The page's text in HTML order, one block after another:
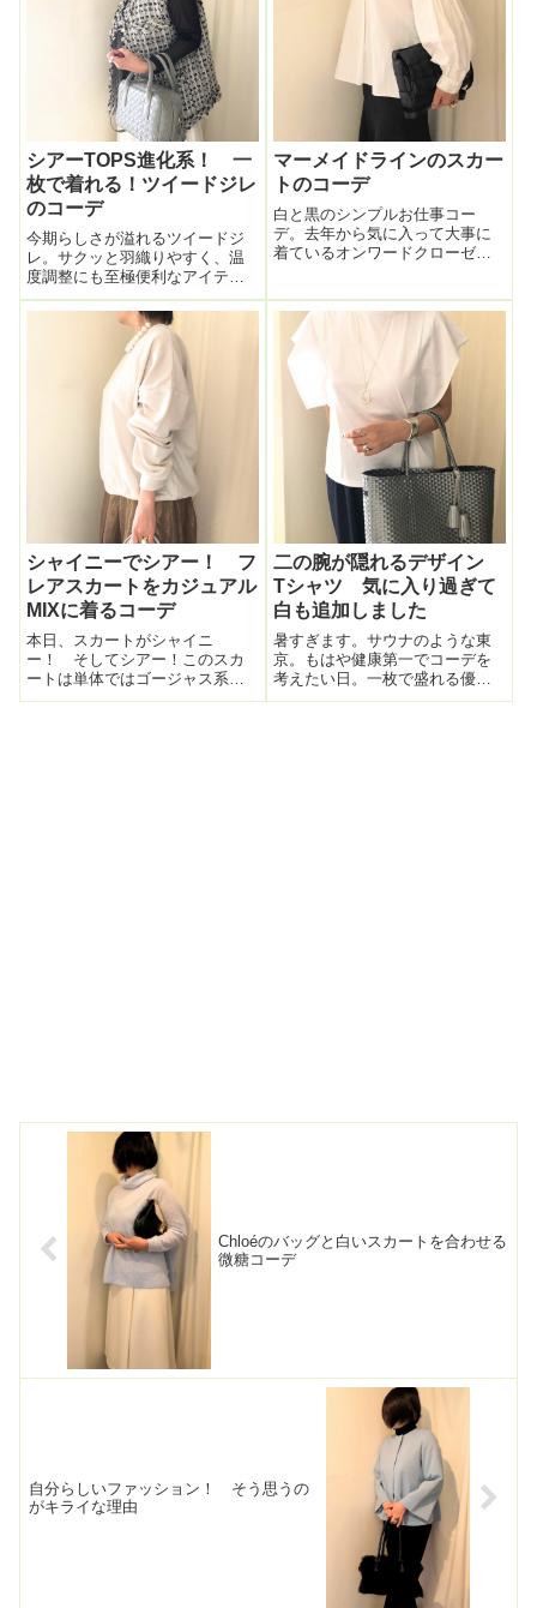
シアーTOPS進化系！ 一
枚で着れる！ツイードジレ
のコーデ
今期らしさが溢れるツイードジ
レ。サクッと羽織りやすく、温
度調整にも至極便利なアイテ
ム。袖が無くても一応「羽織も
の」。端正感出る。ジレやベス
トのコーデが今っぽさ出るのは
わかっているんだけど、今みた
いにまだ気温が高い時期はイン
ナーに何を着たらい...
マーメイドラインのスカー
トのコーデ
白と黒のシンプルお仕事コー
デ。去年から気に入って大事に
着ているオンワードクローゼッ
みた。裾カットもきれいだし端
部の処理も丁寧に縫製されてい
るのでキレイにオーバー出来
る。さすがの...
シャイニーでシアー！ フ
レアスカートをカジュアル
MIXに着るコーデ
本日、スカートがシャイニ
ー！ そしてシアー！このスカ
ートは単体ではゴージャス系。
これをそのままエレガント系の
二の腕が隠れるデザイン
Tシャツ 気に入り過ぎて
白も追加しました
暑すぎます。サウナのような東
京。もはや健康第一でコーデを
考えたい日。一枚で盛れる優秀
なTシャツ。ストラップレスブラ
Chloéのバッグと白いスカートを合わせる
微糖コーデ
自分らしいファッション！ そう思うの
がキライな理由